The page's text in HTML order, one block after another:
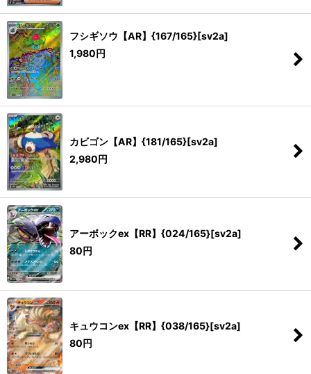
フシギソウ【AR】{167/165}[sv2a]
1,980円
カビゴン【AR】{181/165}[sv2a]
2,980円
アーボックex【RR】{024/165}[sv2a]
80円
キュウコンex【RR】{038/165}[sv2a]
80円